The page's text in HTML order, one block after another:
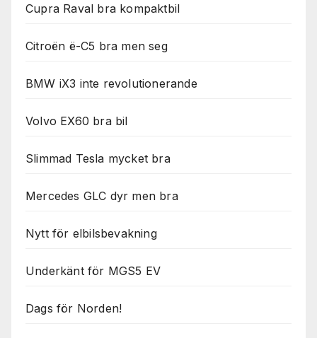
Cupra Raval bra kompaktbil
Citroën ë-C5 bra men seg
BMW iX3 inte revolutionerande
Volvo EX60 bra bil
Slimmad Tesla mycket bra
Mercedes GLC dyr men bra
Nytt för elbilsbevakning
Underkänt för MGS5 EV
Dags för Norden!